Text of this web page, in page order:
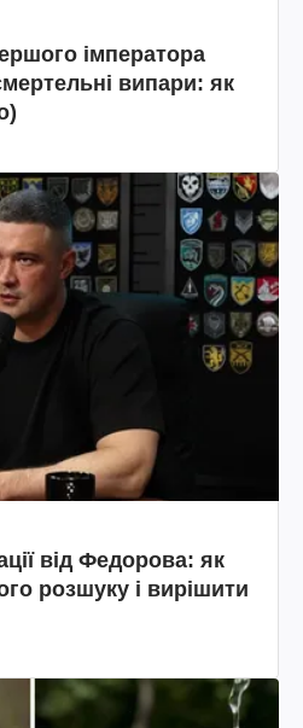
імператора
випари: як
від Федорова: як
розшуку і вирішити